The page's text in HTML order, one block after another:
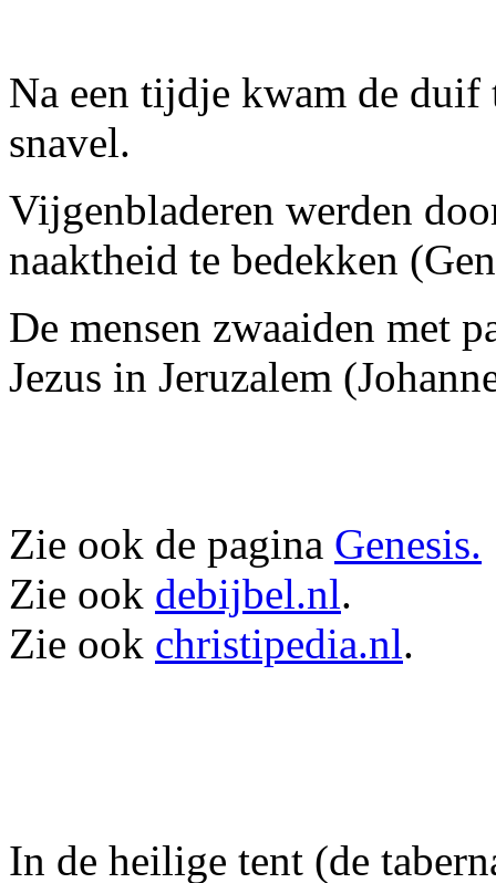
Na een tijdje kwam de
snavel.
Vijgenbladeren werden
naaktheid te bedekken
De mensen zwaaiden met
Jezus in Jeruzalem
Zie ook de pagina Genesis.
Zie ook debijbel.nl.
Zie ook christipedia.nl.
In de heilige tent (de